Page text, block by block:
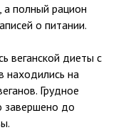
а полный рацион
о питании.
веганской диеты с
находились на
Грудное
завершено до